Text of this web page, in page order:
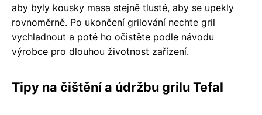
aby byly kousky masa stejně tlusté, aby se upekly
rovnoměrně. Po ukončení grilování nechte gril
vychladnout a poté ho očistěte podle návodu
výrobce pro dlouhou životnost zařízení.
Tipy na čištění a údržbu grilu Tefal